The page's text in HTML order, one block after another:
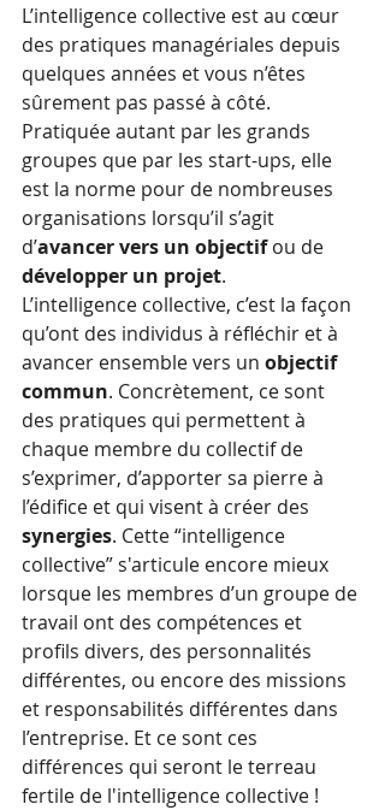
L’intelligence collective est au cœur
des pratiques managériales depuis
quelques années et vous n’êtes
sûrement pas passé à côté.
Pratiquée autant par les grands
groupes que par les start-ups, elle
est la norme pour de nombreuses
organisations lorsqu’il s’agit
d’avancer vers un objectif ou de
développer un projet.
L’intelligence collective, c’est la façon
qu’ont des individus à réfléchir et à
avancer ensemble vers un objectif
commun. Concrètement, ce sont
des pratiques qui permettent à
chaque membre du collectif de
s’exprimer, d’apporter sa pierre à
l’édifice et qui visent à créer des
synergies. Cette “intelligence
collective” s'articule encore mieux
lorsque les membres d’un groupe de
travail ont des compétences et
profils divers, des personnalités
différentes, ou encore des missions
et responsabilités différentes dans
l’entreprise. Et ce sont ces
différences qui seront le terreau
fertile de l'intelligence collective !